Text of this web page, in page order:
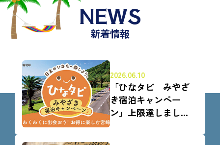
NEWS
新着情報
2026.06.10
「ひなタビ みやざ
き宿泊キャンペー
ン」上限達しまし
た！！